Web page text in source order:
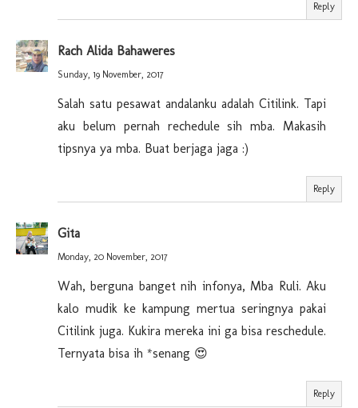
Reply
Rach Alida Bahaweres
Sunday, 19 November, 2017
Salah satu pesawat andalanku adalah Citilink. Tapi
aku belum pernah rechedule sih mba. Makasih
tipsnya ya mba. Buat berjaga jaga :)
Reply
Gita
Monday, 20 November, 2017
Wah, berguna banget nih infonya, Mba Ruli. Aku
kalo mudik ke kampung mertua seringnya pakai
Citilink juga. Kukira mereka ini ga bisa reschedule.
Ternyata bisa ih *senang 😍
Reply